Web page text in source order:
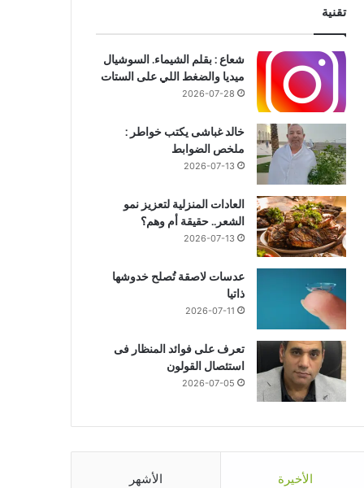
تقنية
شعاع : بقلم الشيماء. السوشيال
ميديا والضغط اللي على الستات
2026-07-28
خالد غباشى يكتب خواطر :
ملخص الضوابط
2026-07-13
العادات المنزلية لتعزيز نمو
الشعر.. حقيقة أم وهم؟
2026-07-13
عدسات لاصقة تُصلح خدوشها
ذاتيا
2026-07-11
تعرف على فوائد المنظار فى
استئصال القولون
2026-07-05
الأخيرة الأشهر